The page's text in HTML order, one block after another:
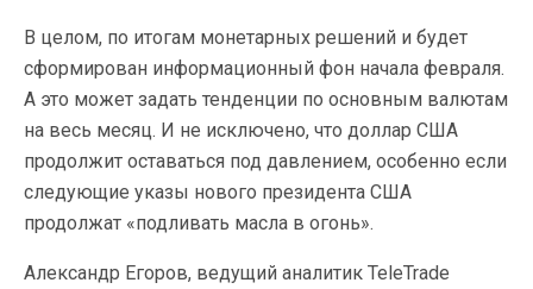
В целом, по итогам монетарных решений и будет
сформирован информационный фон начала февраля.
А это может задать тенденции по основным валютам
на весь месяц. И не исключено, что доллар США
продолжит оставаться под давлением, особенно если
следующие указы нового президента США
продолжат «подливать масла в огонь».
Александр Егоров, ведущий аналитик TeleTrade